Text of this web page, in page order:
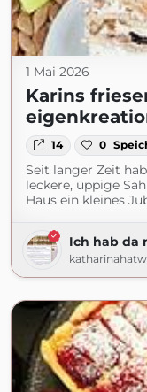
1 Mai 2026
Karins
14 0
Seit langer Zeit
leckere, üppige
Haus ein kleines
Ich hab da